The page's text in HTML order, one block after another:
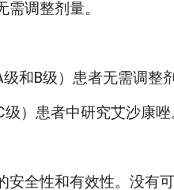
调整剂量。
B级）患者无需调整剂
患者中研究艾沙康
安全性和有效性。没有可